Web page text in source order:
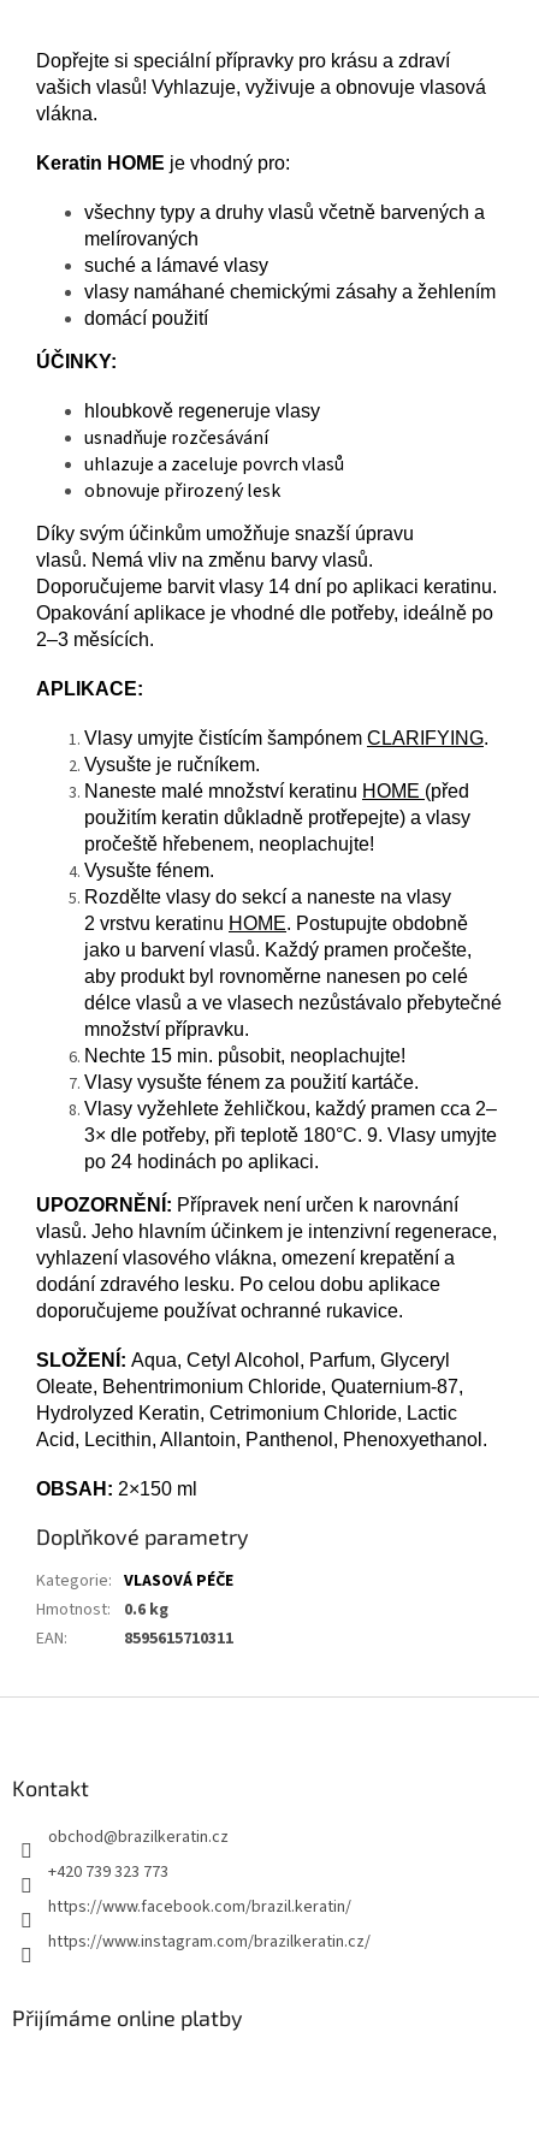
Dopřejte si speciální přípravky pro krásu a zdraví
vašich vlasů! Vyhlazuje, vyživuje a obnovuje vlasová
vlákna.
Keratin HOME je vhodný pro:
všechny typy a druhy vlasů včetně barvených a
melírovaných
suché a lámavé vlasy
vlasy namáhané chemickými zásahy a žehlením
domácí použití
ÚČINKY:
hloubkově regeneruje vlasy
usnadňuje rozčesávání
uhlazuje a zaceluje povrch vlasů
obnovuje přirozený lesk
Díky svým účinkům umožňuje snazší úpravu
vlasů. Nemá vliv na změnu barvy vlasů.
Doporučujeme barvit vlasy 14 dní po aplikaci keratinu.
Opakování aplikace je vhodné dle potřeby, ideálně po
2–3 měsících.
APLIKACE:
Vlasy umyjte čistícím šampónem CLARIFYING.
Vysušte je ručníkem.
Naneste malé množství keratinu HOME (před
použitím keratin důkladně protřepejte) a vlasy
pročeště hřebenem, neoplachujte!
Vysušte fénem.
Rozdělte vlasy do sekcí a naneste na vlasy
2 vrstvu keratinu HOME. Postupujte obdobně
jako u barvení vlasů. Každý pramen pročešte,
aby produkt byl rovnoměrne nanesen po celé
délce vlasů a ve vlasech nezůstávalo přebytečné
množství přípravku.
Nechte 15 min. působit, neoplachujte!
Vlasy vysušte fénem za použití kartáče.
Vlasy vyžehlete žehličkou, každý pramen cca 2–
3× dle potřeby, při teplotě 180°C. 9. Vlasy umyjte
po 24 hodinách po aplikaci.
UPOZORNĚNÍ: Přípravek není určen k narovnání
vlasů. Jeho hlavním účinkem je intenzivní regenerace,
vyhlazení vlasového vlákna, omezení krepatění a
dodání zdravého lesku. Po celou dobu aplikace
doporučujeme používat ochranné rukavice.
SLOŽENÍ: Aqua, Cetyl Alcohol, Parfum, Glyceryl
Oleate, Behentrimonium Chloride, Quaternium-87,
Hydrolyzed Keratin, Cetrimonium Chloride, Lactic
Acid, Lecithin, Allantoin, Panthenol, Phenoxyethanol.
OBSAH: 2×150 ml
Doplňkové parametry
Kategorie: VLASOVÁ PÉČE
Hmotnost:
0.6 kg
EAN: 8595615710311
Kontakt
obchod@brazilkeratin.cz
+420 739 323 773
https://www.facebook.com/brazil.keratin/
https://www.instagram.com/brazilkeratin.cz/
Přijímáme online platby